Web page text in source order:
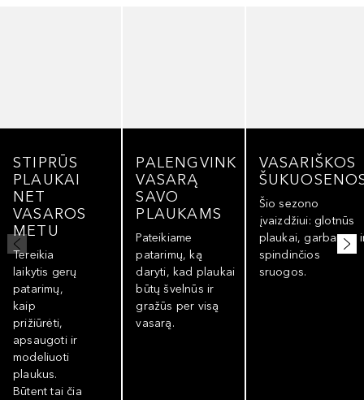
STIPRŪS
PLAUKAI
NET
VASAROS
METU
Tereikia
laikytis gerų
patarimų,
kaip
prižiūrėti,
apsaugoti ir
modeliuoti
plaukus.
Būtent tai čia
PALENGVINK
VASARĄ
SAVO
PLAUKAMS
Pateikiame
patarimų, ką
daryti, kad plaukai
būtų švelnūs ir
gražūs per visą
vasarą.
VASARIŠKOS
Šio sezono
įvaizdžiui: glotnūs
plaukai, garbanos
spindinčios
sruogos.